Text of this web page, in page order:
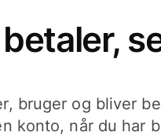
bruger og bliver
konto, når du har